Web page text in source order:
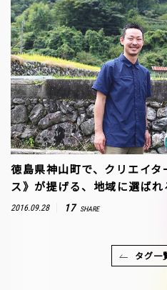
徳島県神山町で、クリエイ
ス》が提げる、地域に選ばれ
2016.09.28 17 SHARE
タグ一